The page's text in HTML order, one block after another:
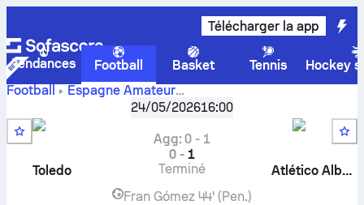
Télécharger la app
Tendances Football Basket Tennis
Hockey
Football
EspagneAmateur
Tercera Federacion, Group 18, Promotion Playoffs
CD Toledo
scores en direct ,
résultats des face-à-face , classements et pronostics
24/05/202616:00
Toledo
Agg:0 - 1
0- 1
Terminé
Atlético Albacete
Fran Gómez 44' (Pen.)